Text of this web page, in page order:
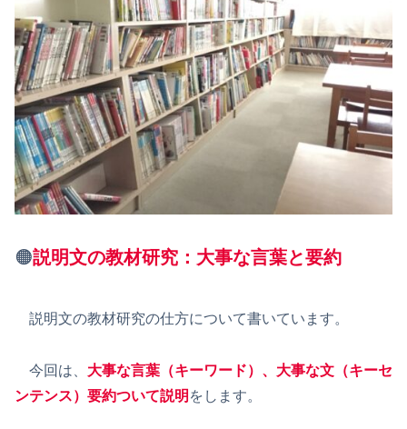
🟠説明文の教材研究：大事な言葉と要約
説明文の教材研究の仕方について書いています。
今回は、 大事な言葉（キーワード）、大事な文（キーセ
ンテンス） 要約ついて説明 をします。